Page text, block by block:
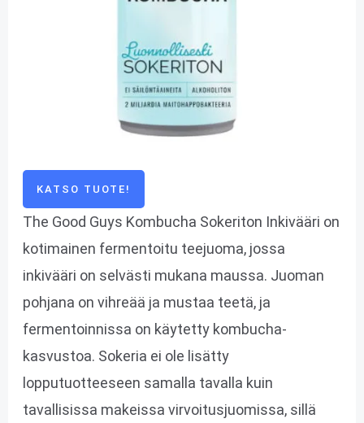
KATSO TUOTE!
The Good Guys Kombucha Sokeriton Inkivääri on
kotimainen fermentoitu teejuoma, jossa
inkivääri on selvästi mukana maussa. Juoman
pohjana on vihreää ja mustaa teetä, ja
fermentoinnissa on käytetty kombucha-
kasvustoa. Sokeria ei ole lisätty
lopputuotteeseen samalla tavalla kuin
tavallisissa makeissa virvoitusjuomissa, sillä